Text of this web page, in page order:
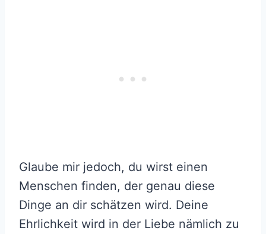
Glaube mir jedoch, du wirst einen
Menschen finden, der genau diese
Dinge an dir schätzen wird. Deine
Ehrlichkeit wird in der Liebe nämlich zu